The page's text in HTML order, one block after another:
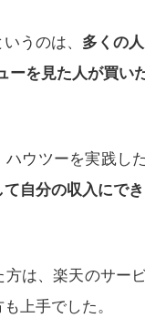
うのは、 多くの
ーを見た人が買い
ウツーを実践し
自分の収入にで
は、楽天のサー
上手でした。